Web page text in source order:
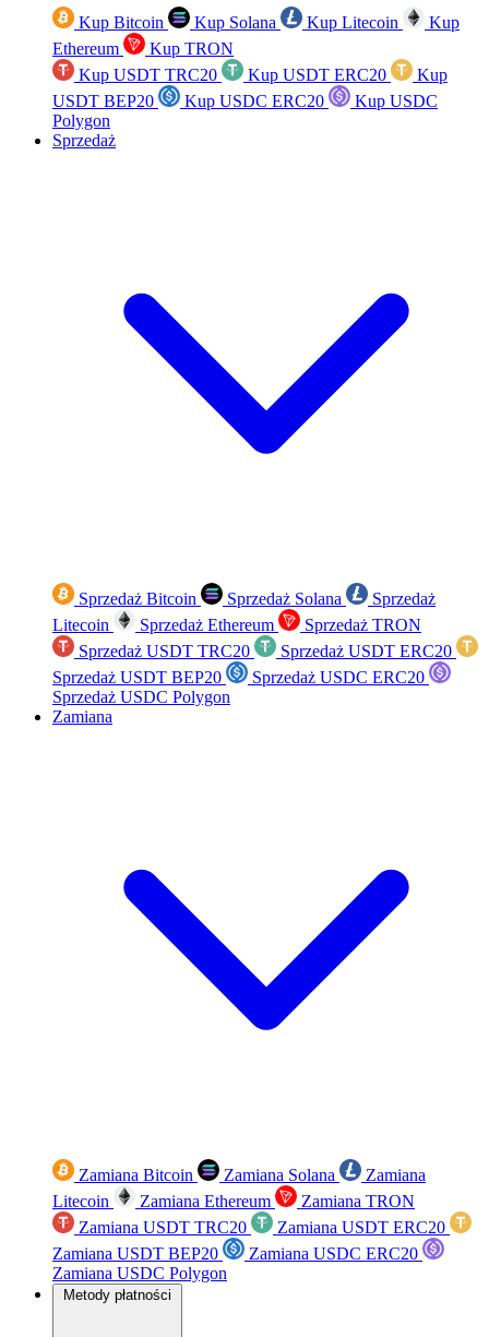
Kup Bitcoin Kup Solana Kup Litecoin
Kup
Ethereum
Kup TRON
Kup USDT TRC20
Kup USDT ERC20
Kup
USDT BEP20
Kup USDC ERC20
Kup USDC
Polygon
Sprzedaż
Sprzedaż Bitcoin Sprzedaż Solana
Sprzedaż
Litecoin
Sprzedaż Ethereum
Sprzedaż TRON
Sprzedaż USDT TRC20
Sprzedaż USDT ERC20
Sprzedaż USDT BEP20
Sprzedaż USDC ERC20
Sprzedaż USDC Polygon
Zamiana
Zamiana Bitcoin Zamiana Solana
Zamiana
Litecoin
Zamiana Ethereum
Zamiana TRON
Zamiana USDT TRC20
Zamiana USDT ERC20
Zamiana USDT BEP20
Zamiana USDC ERC20
Zamiana USDC Polygon
Metody płatności